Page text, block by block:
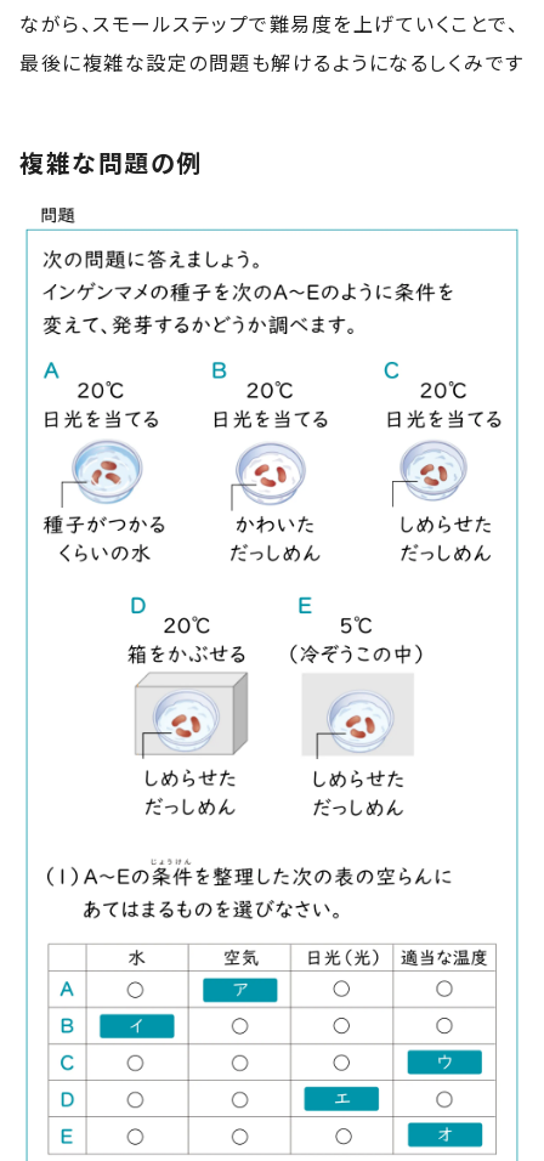
ながら、スモールステップで難易度を上げていくことで、
最後に複雑な設定の問題も解けるようになるしくみです
複雑な問題の例